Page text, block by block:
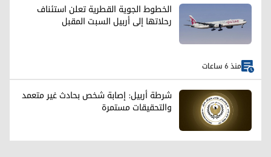
الخطوط الجوية القطرية تعلن استئناف
رحلاتها إلى أربيل السبت المقبل
منذ 6 ساعات
شرطة أربيل: إصابة شخص بحادث غير متعمد
والتحقيقات مستمرة